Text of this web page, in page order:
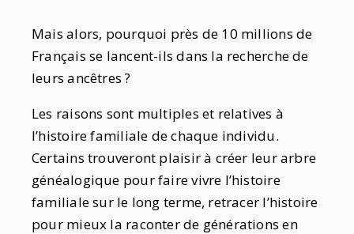
Mais alors, pourquoi près de 10 millions de
Français se lancent-ils dans la recherche de
leurs ancêtres ?
Les raisons sont multiples et relatives à
l’histoire familiale de chaque individu.
Certains trouveront plaisir à créer leur arbre
généalogique pour faire vivre l’histoire
familiale sur le long terme, retracer l’histoire
pour mieux la raconter de générations en